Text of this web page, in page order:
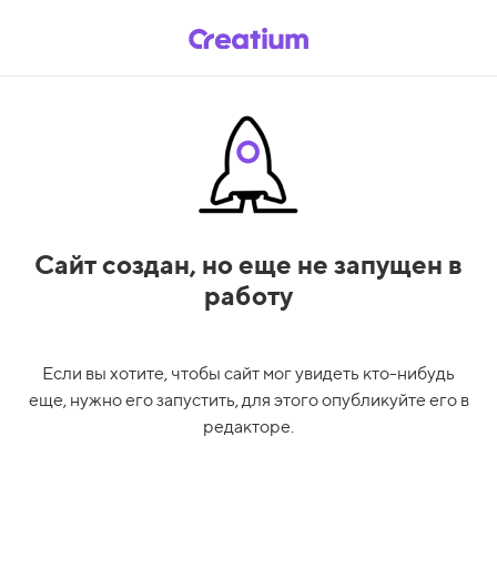
Сайт создан, но еще не запущен в
работу
Если вы хотите, чтобы сайт мог увидеть кто-нибудь
еще, нужно его запустить, для этого опубликуйте его в
редакторе.